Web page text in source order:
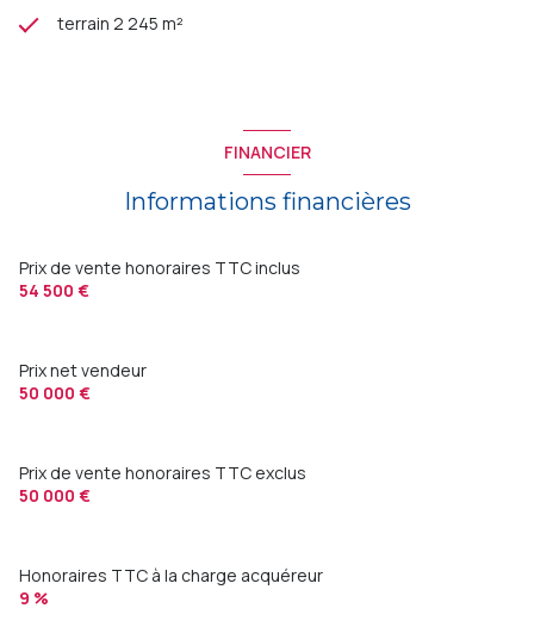
terrain 2 245 m²
FINANCIER
Informations financières
Prix de vente honoraires TTC inclus
54 500 €
Prix net vendeur
50 000 €
Prix de vente honoraires TTC exclus
50 000 €
Honoraires TTC à la charge acquéreur
9 %